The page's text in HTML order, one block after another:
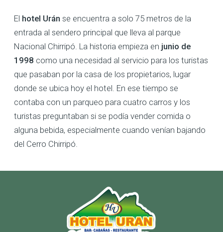
El hotel Urán se encuentra a solo 75 metros de la
entrada al sendero principal que lleva al parque
Nacional Chirripó. La historia empieza en junio de
1998 como una necesidad al servicio para los turistas
que pasaban por la casa de los propietarios, lugar
donde se ubica hoy el hotel. En ese tiempo se
contaba con un parqueo para cuatro carros y los
turistas preguntaban si se podía vender comida o
alguna bebida, especialmente cuando venían bajando
del Cerro Chirripó.